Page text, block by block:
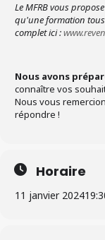
Le MFRB vous
qu'une formation
complet ici :
Nous avons
connaître vos
Nous vous
répondre !
Horaire
11 janvier 2024